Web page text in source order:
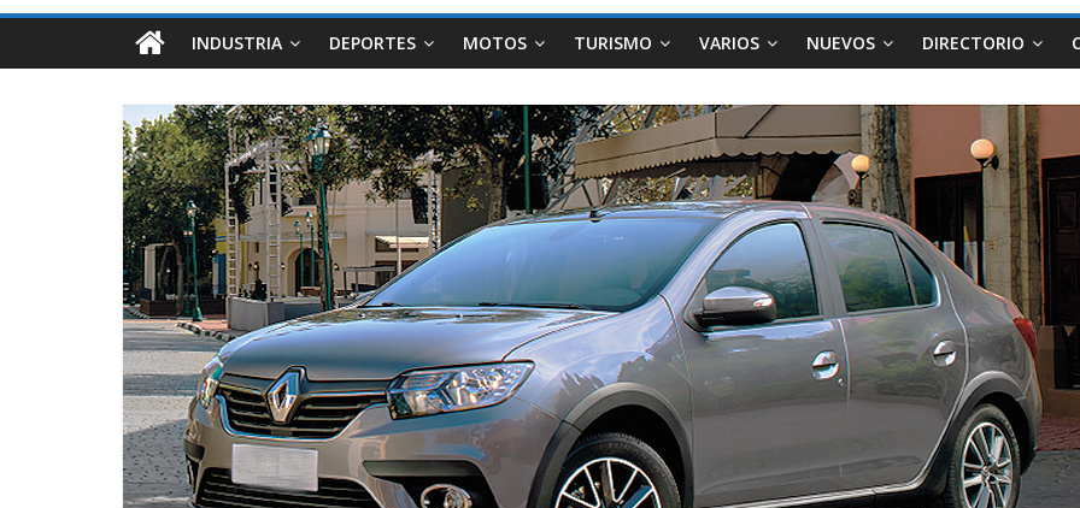
INDUSTRIA DEPORTES MOTOS TURISMO VARIOS NUEVOS DIRECTORIO
Movilidad Varios
GM reafirma su
compromiso con movilidad
más segura y conectada
Movilidad Turismo Varios
¿Qué puede pasar con tu
vehículo si permanece
varios días sin usar?
AEADE Industria Motociclismo
Movilidad
Campaña busca cambiar
destino de los
en la región